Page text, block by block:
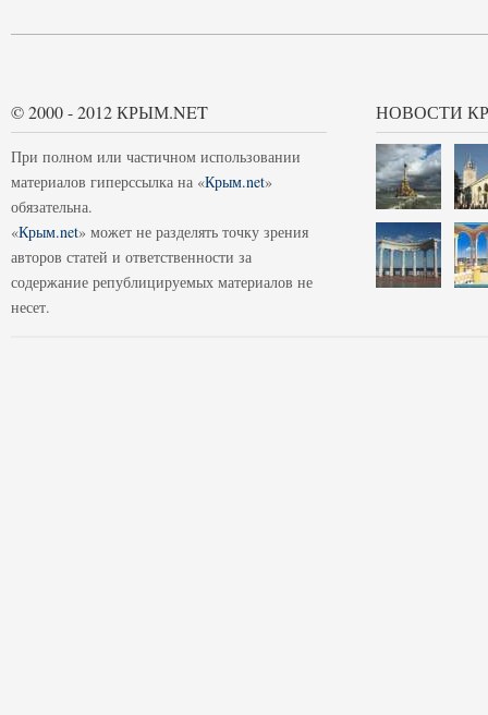
© 2000 - 2012 КРЫМ.NET
При полном или частичном использовании
материалов гиперссылка на «Крым.net»
обязательна.
«Крым.net» может не разделять точку зрения
авторов статей и ответственности за
содержание републицируемых материалов не
несет.
НОВОСТИ